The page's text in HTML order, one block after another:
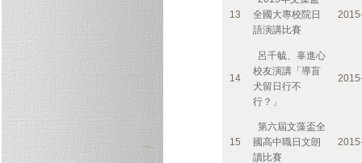
13
全國大專校院日
語演講比賽
14
呂千毓、辜進心
校友演講「導盲
犬留日行不
行？」
15
第六屆文藻盃全
國高中職日文朗
讀比賽